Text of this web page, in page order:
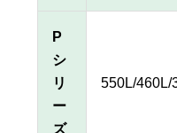
P
シ
リ
ー
ズ
550L/460L/